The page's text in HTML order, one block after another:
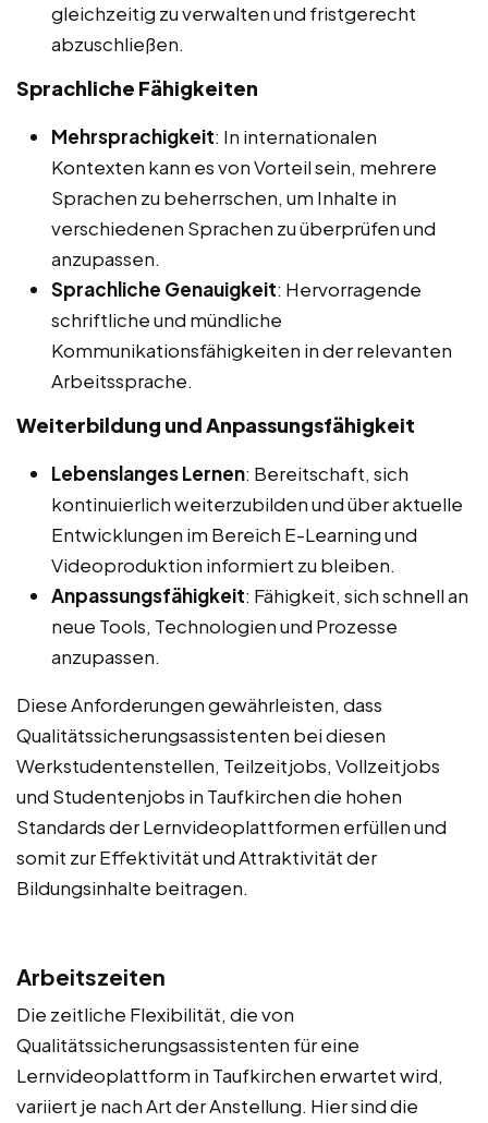
gleichzeitig zu verwalten und fristgerecht
abzuschließen.
Sprachliche Fähigkeiten
Mehrsprachigkeit: In internationalen
Kontexten kann es von Vorteil sein, mehrere
Sprachen zu beherrschen, um Inhalte in
verschiedenen Sprachen zu überprüfen und
anzupassen.
Sprachliche Genauigkeit: Hervorragende
schriftliche und mündliche
Kommunikationsfähigkeiten in der relevanten
Arbeitssprache.
Weiterbildung und Anpassungsfähigkeit
Lebenslanges Lernen: Bereitschaft, sich
kontinuierlich weiterzubilden und über aktuelle
Entwicklungen im Bereich E-Learning und
Videoproduktion informiert zu bleiben.
Anpassungsfähigkeit: Fähigkeit, sich schnell an
neue Tools, Technologien und Prozesse
anzupassen.
Diese Anforderungen gewährleisten, dass
Qualitätssicherungsassistenten bei diesen
Werkstudentenstellen, Teilzeitjobs, Vollzeitjobs
und Studentenjobs in Taufkirchen die hohen
Standards der Lernvideoplattformen erfüllen und
somit zur Effektivität und Attraktivität der
Bildungsinhalte beitragen.
Arbeitszeiten
Die zeitliche Flexibilität, die von
Qualitätssicherungsassistenten für eine
Lernvideoplattform in Taufkirchen erwartet wird,
variiert je nach Art der Anstellung. Hier sind die